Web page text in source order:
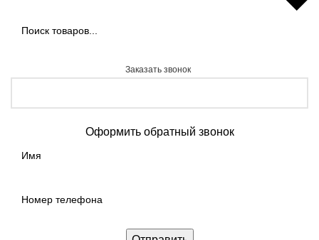
Заказать звонок
Оформить обратный звонок